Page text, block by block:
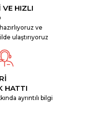
VE HIZLI
ve
ulaştırıyoruz
HATTI
ayrıntılı bilgi